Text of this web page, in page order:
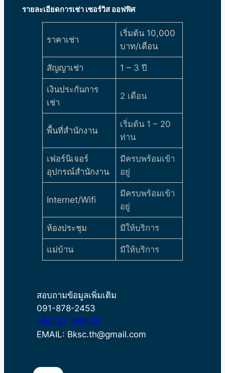
รายละเอียดการเช่า เซอร์วิส ออฟฟิศ
ราคาเช่า
เริ่มต้น 10,000
บาท/เดือน
สัญญาเช่า 1 – 3 ปี
เงินประกันการ
เช่า
2 เดือน
พื้นที่สำนักงาน
เริ่มต้น 1 – 20
ท่าน
เฟอร์นิเจอร์
อุปกรณ์สำนักงาน
มีครบพร้อมเข้า
อยู่
Internet/Wifi
มีครบพร้อมเข้า
อยู่
ห้องประชุม มีให้บริการ
แม่บ้าน มีให้บริการ
สอบถามข้อมูลเพิ่มเติม
091-878-2453
LINE ID: @BKSC
EMAIL: Bksc.th@gmail.com